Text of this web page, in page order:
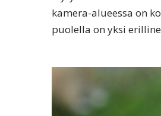
kamera-alueessa on
puolella on yksi